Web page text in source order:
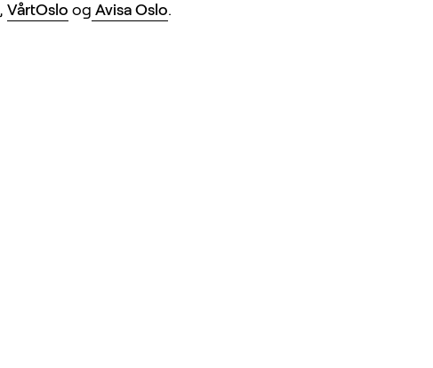
,VårtOslo og Avisa Oslo.